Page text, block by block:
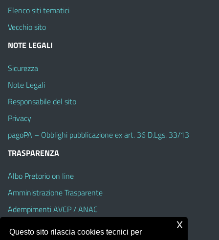
Elenco siti tematici
Vecchio sito
NOTE LEGALI
Sicurezza
Note Legali
Responsabile del sito
Privacy
pagoPA – Obblighi pubblicazione ex art. 36 D.Lgs. 33/13
TRASPARENZA
Albo Pretorio on line
Amministrazione Trasparente
Adempimenti AVCP / ANAC
Questo sito rilascia cookies tecnici per
x